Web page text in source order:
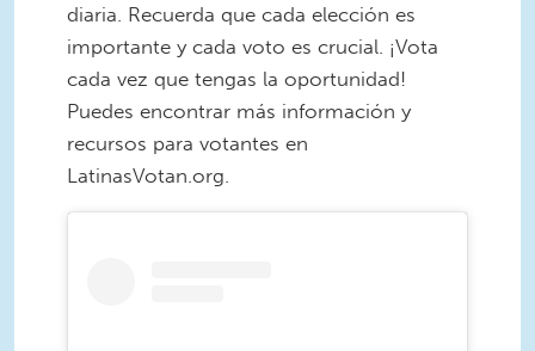
diaria. Recuerda que cada elección es
importante y cada voto es crucial. ¡Vota
cada vez que tengas la oportunidad!
Puedes encontrar más información y
recursos para votantes en
LatinasVotan.org.